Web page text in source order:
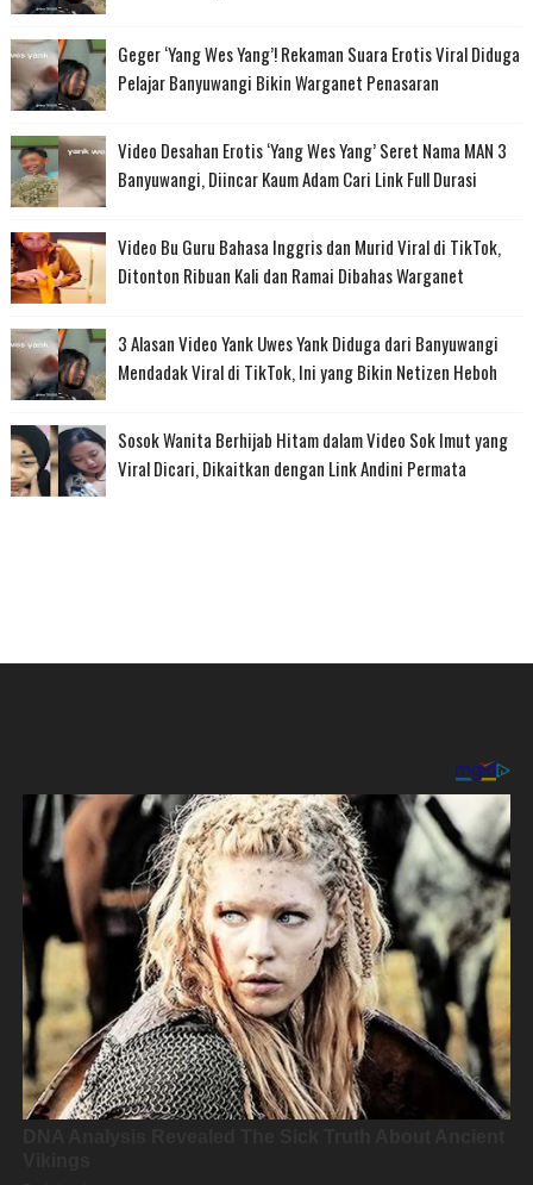
Geger ‘Yang Wes Yang’! Rekaman Suara Erotis Viral Diduga
Pelajar Banyuwangi Bikin Warganet Penasaran
Video Desahan Erotis ‘Yang Wes Yang’ Seret Nama MAN 3
Banyuwangi, Diincar Kaum Adam Cari Link Full Durasi
Video Bu Guru Bahasa Inggris dan Murid Viral di TikTok,
Ditonton Ribuan Kali dan Ramai Dibahas Warganet
3 Alasan Video Yank Uwes Yank Diduga dari Banyuwangi
Mendadak Viral di TikTok, Ini yang Bikin Netizen Heboh
Sosok Wanita Berhijab Hitam dalam Video Sok Imut yang
Viral Dicari, Dikaitkan dengan Link Andini Permata